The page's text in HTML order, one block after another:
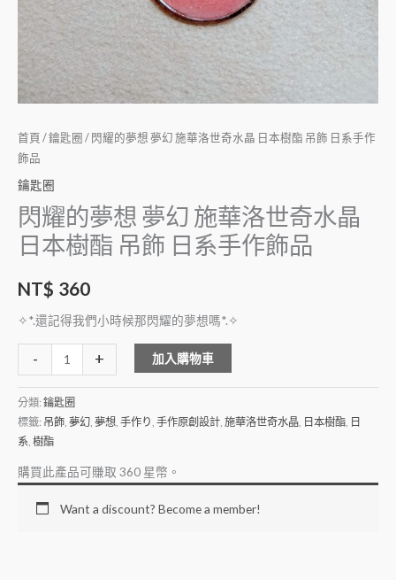
首頁 /鑰匙圈 / 閃耀的夢想 夢幻 施華洛世奇水晶 日本樹酯 吊飾 日系手作
飾品
鑰匙圈
閃耀的夢想 夢幻 施華洛世奇水晶
日本樹酯 吊飾 日系手作飾品
NT$ 360
✧*.還記得我們小時候那閃耀的夢想嗎*.✧
- + 加入購物車
分類: 鑰匙圈
標籤: 吊飾, 夢幻, 夢想, 手作り, 手作原創設計, 施華洛世奇水晶, 日本樹酯, 日
系, 樹酯
購買此產品可賺取 360 星幣。
Want a discount? Become a member!